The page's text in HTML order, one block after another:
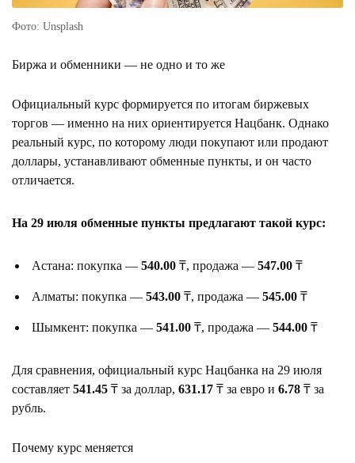
Фото: Unsplash
Биржа и обменники — не одно и то же
Официальный курс формируется по итогам биржевых
торгов — именно на них ориентируется Нацбанк. Однако
реальный курс, по которому люди покупают или продают
доллары, устанавливают обменные пункты, и он часто
отличается.
На 29 июля обменные пункты предлагают такой курс:
Астана: покупка — 540.00 ₸, продажа — 547.00 ₸
Алматы: покупка — 543.00 ₸, продажа — 545.00 ₸
Шымкент: покупка — 541.00 ₸, продажа — 544.00 ₸
Для сравнения, официальный курс Нацбанка на 29 июля
составляет 541.45 ₸ за доллар, 631.17 ₸ за евро и 6.78 ₸ за
рубль.
Почему курс меняется